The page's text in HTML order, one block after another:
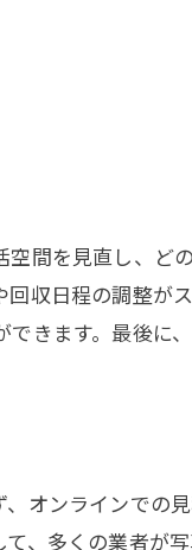
間を見直し、ど
収日程の調整が
きます。最後に
オンラインでの
、多くの業者が